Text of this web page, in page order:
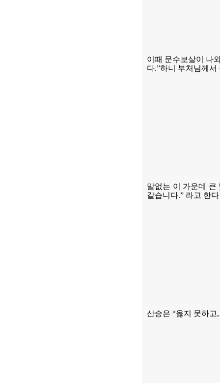
이때 문수보살이 나
다.”하니 부처님께서
말없는 이 가운데 큰
같습니다.” 라고 한
산승은 “옳지 못하고